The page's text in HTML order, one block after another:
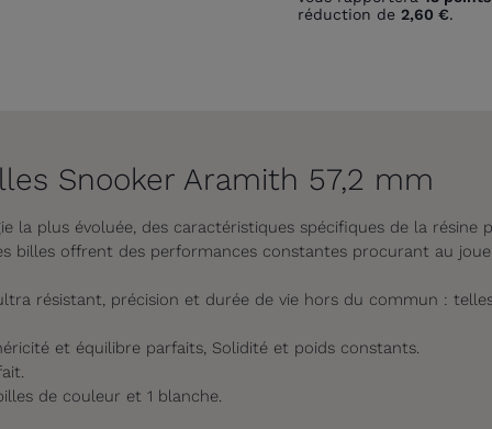
réduction de 2,60 €.
Snooker Aramith 57,2 mm
la plus évoluée, des caractéristiques spécifiques de la résine
billes offrent des performances constantes procurant au
résistant, précision et durée de vie hors du commun :
et équilibre parfaits, Solidité et poids constants.
de couleur et 1 blanche.